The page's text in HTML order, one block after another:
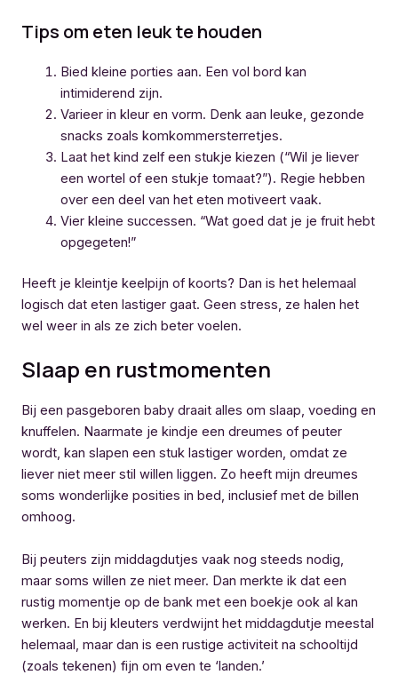
Tips om eten leuk te houden
Bied kleine porties aan. Een vol bord kan
intimiderend zijn.
Varieer in kleur en vorm. Denk aan leuke, gezonde
snacks zoals komkommersterretjes.
Laat het kind zelf een stukje kiezen (“Wil je liever
een wortel of een stukje tomaat?”). Regie hebben
over een deel van het eten motiveert vaak.
Vier kleine successen. “Wat goed dat je je fruit hebt
opgegeten!”
Heeft je kleintje keelpijn of koorts? Dan is het helemaal
logisch dat eten lastiger gaat. Geen stress, ze halen het
wel weer in als ze zich beter voelen.
Slaap en rustmomenten
Bij een pasgeboren baby draait alles om slaap, voeding en
knuffelen. Naarmate je kindje een dreumes of peuter
wordt, kan slapen een stuk lastiger worden, omdat ze
liever niet meer stil willen liggen. Zo heeft mijn dreumes
soms wonderlijke posities in bed, inclusief met de billen
omhoog.
Bij peuters zijn middagdutjes vaak nog steeds nodig,
maar soms willen ze niet meer. Dan merkte ik dat een
rustig momentje op de bank met een boekje ook al kan
werken. En bij kleuters verdwijnt het middagdutje meestal
helemaal, maar dan is een rustige activiteit na schooltijd
(zoals tekenen) fijn om even te ‘landen.’